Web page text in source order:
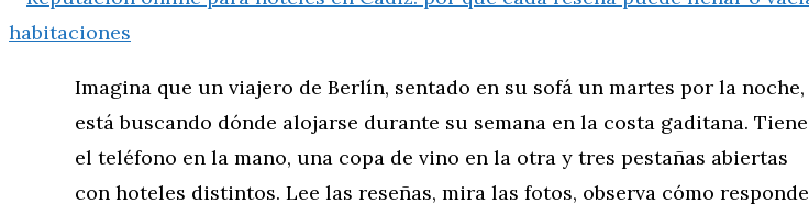
Imagina que un viajero de Berlín, sentado en su sofá un martes por la noche,
está buscando dónde alojarse durante su semana en la costa gaditana. Tiene
el teléfono en la mano, una copa de vino en la otra y tres pestañas abiertas
con hoteles distintos. Lee las reseñas, mira las fotos, observa cómo responde